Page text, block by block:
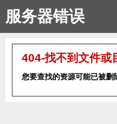
服务器错误
404-找不到文件或
您要查找的资源可能已被删